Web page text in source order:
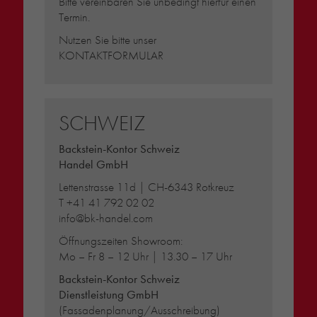
Termin.
Nutzen Sie bitte unser
KONTAKTFORMULAR
SCHWEIZ
Backstein-Kontor Schweiz
Handel GmbH
Lettenstrasse 11d | CH-6343 Rotkreuz
T+41 41 792 02 02
info@bk-handel.com
Öffnungszeiten Showroom:
Mo – Fr 8 – 12 Uhr | 13.30 – 17 Uhr
Backstein-Kontor Schweiz
Dienstleistung GmbH
(Fassadenplanung/Ausschreibung)